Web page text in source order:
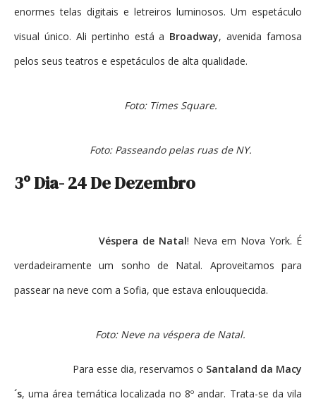
enormes telas digitais e letreiros luminosos. Um espetáculo
visual único. Ali pertinho está a Broadway, avenida famosa
pelos seus teatros e espetáculos de alta qualidade.
Foto: Times Square.
Foto: Passeando pelas ruas de NY.
3º Dia- 24 De Dezembro
Véspera de Natal! Neva em Nova York. É
verdadeiramente um sonho de Natal. Aproveitamos para
passear na neve com a Sofia, que estava enlouquecida.
Foto: Neve na véspera de Natal.
Para esse dia, reservamos o Santaland da Macy
´s, uma área temática localizada no 8º andar. Trata-se da vila